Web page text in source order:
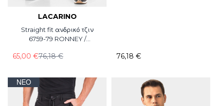
LACARINO
Straight fit ανδρικό τζιν
6759-79 RONNEY /
76,18 €
65,00 € 76,18 €
ΝΈΟ